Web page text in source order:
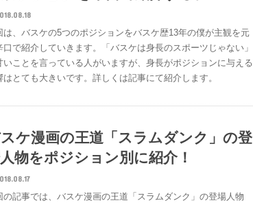
は、バスケの5つのポジションをバスケ歴13年の僕が主観を元
口で紹介していきます。「バスケは身長のスポーツじゃない」
いことを言っている人がいますが、身長がポジションに与える
はとても大きいです。詳しくは記事にて紹介します。
ケ漫画の王道「スラムダンク」の登
物をポジション別に紹介！
の記事では、バスケ漫画の王道「スラムダンク」の登場人物